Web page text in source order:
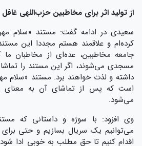
از تولید اثر برای مخاطبین حزب‌اللهی
سعیدی در ادامه گفت: مستند «سلام
کرده‌ام و علاقمند هستم مجددا این
جامعه مخاطبین، عده‌ای از مخاطبان ما
مسجدی می‌شوند، اگر این مستند را
داشته و لذت خواهند برد. مستند «سلام
است که پس از تماشای آن به معنای
می‌شود.
وی افزود: با سوژه و داستانی که
می‌توانیم یک سریال بسازیم و حتی
اقدام کنیم تا حق مطلب به خوبی ادا